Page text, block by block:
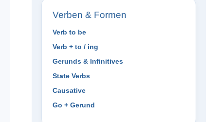
Verben & Formen
Verb to be
Verb + to / ing
Gerunds & Infinitives
State Verbs
Causative
Go + Gerund